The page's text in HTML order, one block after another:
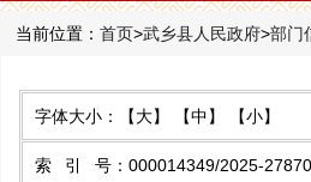
当前位置： 首页>武乡县人民政府>部门
字体大小： 【大】 【中】 【小】
索 引 号 ： 000014349/2025-27870